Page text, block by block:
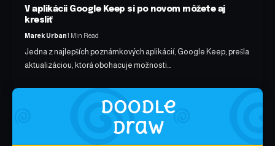
V aplikácii Google Keep si po novom môžete aj
kresliť
Marek Urban1 Min Read
Jedna z najlepších poznámkových aplikácií, Google Keep, prešla
aktualizáciou, ktorá obohacuje možnosti…